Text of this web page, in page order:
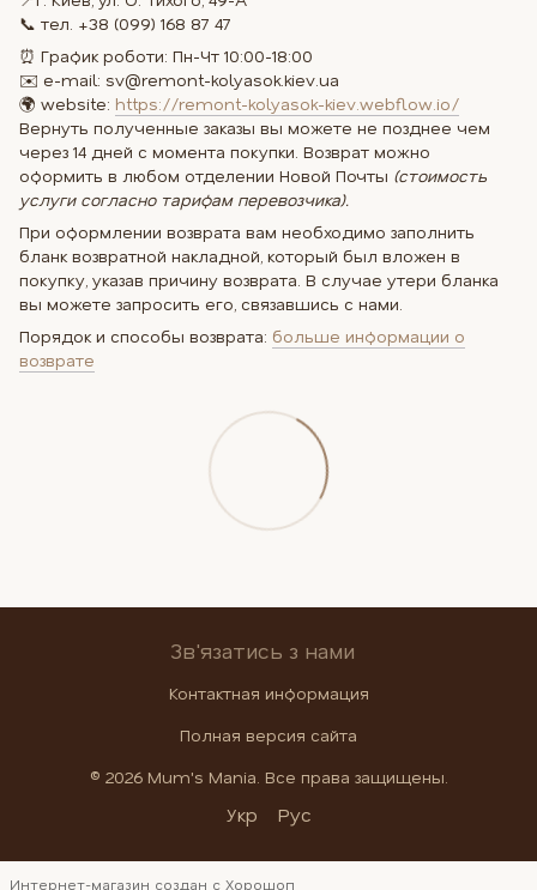
📞 тел. +38 (099) 168 87 47
⏰ График роботи: Пн-Чт 10:00-18:00
✉️ e-mail: sv@remont-kolyasok.kiev.ua
🌍 website: https://remont-kolyasok-kiev.webflow.io/
Вернуть полученные заказы вы можете не позднее чем
через 14 дней с момента покупки. Возврат можно
оформить в любом отделении Новой Почты (стоимость
услуги согласно тарифам перевозчика).
При оформлении возврата вам необходимо заполнить
бланк возвратной накладной, который был вложен в
покупку, указав причину возврата. В случае утери бланка
вы можете запросить его, связавшись с нами.
Порядок и способы возврата: больше информации о
возврате
Зв'язатись з нами
Контактная информация
Полная версия сайта
© 2026 Mum's Mania. Все права защищены.
Укр Рус
Интернет-магазин создан с Хорошоп